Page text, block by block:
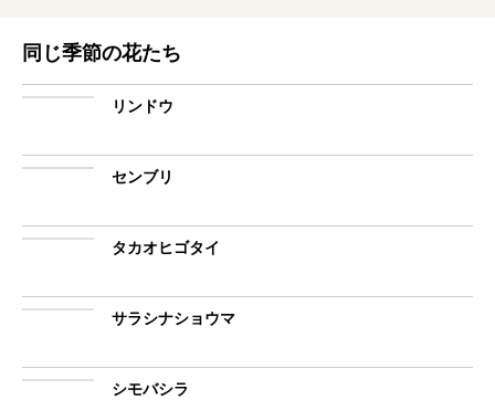
同じ季節の花たち
リンドウ
センブリ
タカオヒゴタイ
サラシナショウマ
シモバシラ